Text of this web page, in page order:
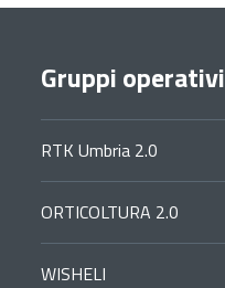
Gruppi operativi
RTK Umbria 2.0
ORTICOLTURA 2.0
WISHELI